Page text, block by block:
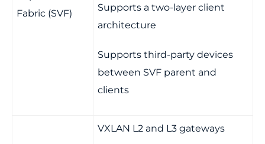
Fabric (SVF)
Supports a two-layer client
architecture
Supports third-party devices
between SVF parent and
clients
VXLAN L2 and L3 gateways